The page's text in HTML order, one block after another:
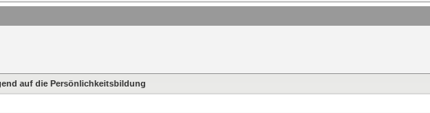
auf die Persönlichkeitsbildung